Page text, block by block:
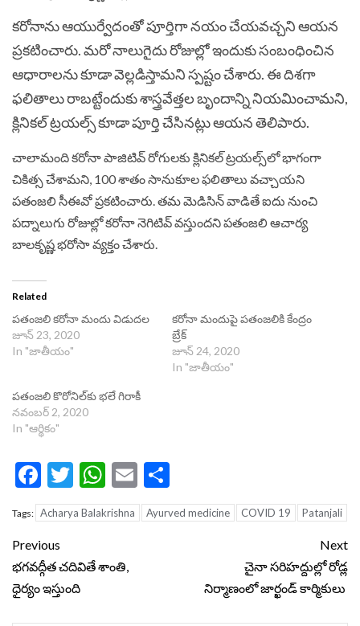
కరోనాను ఆయుర్వేదంతో పూర్తిగా నయం చేయవచ్చని ఆయన
ప్రకటించారు. మరో నాలుగైదు రోజుల్లో ఇందుకు సంబంధించిన
ఆధారాలను కూడా వెల్లడిస్తామని స్పష్టం చేశారు. ఈ దిశగా
ఫలితాలు రాబట్టేందుకు శాస్త్రవేత్తల బృందాన్ని నియమించామని,
క్లినికల్ ట్రయల్స్ కూడా పూర్తి చేసినట్లు ఆయన తెలిపారు.
చాలామంది కరోనా పాజిటివ్ రోగులకు క్లినికల్ ట్రయల్స్‌లో భాగంగా
చికిత్స చేశామని, 100 శాతం సానుకూల ఫలితాలు వచ్చాయని
పతంజలి సీఈవో ప్రకటించారు. తమ మెడిసిన్ వాడితే ఐదు నుంచి
పద్నాలుగు రోజుల్లో కరోనా నెగిటివ్ వస్తుందని పతంజలి ఆచార్య
బాలకృష్ణ భరోసా వ్యక్తం చేశారు.
Related
పతంజలి కరోనా మందు విడుదల
జూన్ 23, 2020
In "జాతీయం"
కరోనా మందుపై పతంజలికి కేంద్రం
బ్రేక్
జూన్ 24, 2020
In "జాతీయం"
పతంజలి కొరోనిల్‌‌కు భలే గిరాకీ
నవంబర్ 2, 2020
In "ఆర్థికం"
Facebook
Twitter
WhatsApp
Email
Tags: Acharya Balakrishna Ayurved medicine COVID 19 Patanjali
Continue
Reading
Previous
భగవద్గీత చదివితే శాంతి,
ధైర్యం ఇస్తుంది
Next
చైనా సరిహద్దుల్లో రోడ్ల
నిర్మాణంలో జార్ఖండ్ కార్మికులు